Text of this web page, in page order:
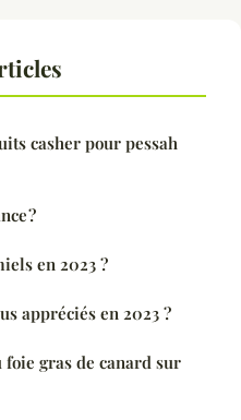
casher pour pessah
?
en 2023 ?
appréciés en 2023 ?
gras de canard sur